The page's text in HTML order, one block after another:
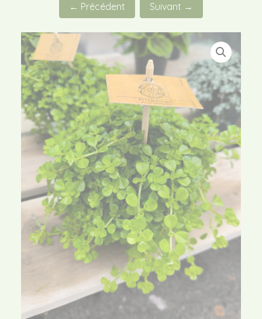
← Précédent Suivant →